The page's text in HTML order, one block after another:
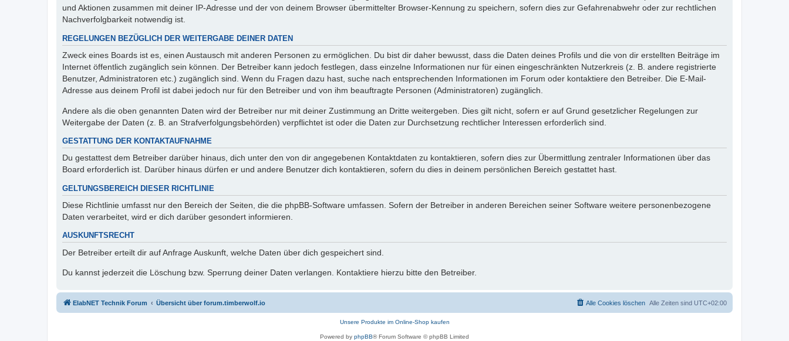
und Aktionen zusammen mit deiner IP-Adresse und der von deinem Browser übermittelter Browser-Kennung zu speichern, sofern dies zur Gefahrenabwehr oder zur rechtlichen
Nachverfolgbarkeit notwendig ist.
REGELUNGEN BEZÜGLICH DER WEITERGABE DEINER DATEN
Zweck eines Boards ist es, einen Austausch mit anderen Personen zu ermöglichen. Du bist dir daher bewusst, dass die Daten deines Profils und die von dir erstellten Beiträge im
Internet öffentlich zugänglich sein können. Der Betreiber kann jedoch festlegen, dass einzelne Informationen nur für einen eingeschränkten Nutzerkreis (z. B. andere registrierte
Benutzer, Administratoren etc.) zugänglich sind. Wenn du Fragen dazu hast, suche nach entsprechenden Informationen im Forum oder kontaktiere den Betreiber. Die E-Mail-
Adresse aus deinem Profil ist dabei jedoch nur für den Betreiber und von ihm beauftragte Personen (Administratoren) zugänglich.
Andere als die oben genannten Daten wird der Betreiber nur mit deiner Zustimmung an Dritte weitergeben. Dies gilt nicht, sofern er auf Grund gesetzlicher Regelungen zur
Weitergabe der Daten (z. B. an Strafverfolgungsbehörden) verpflichtet ist oder die Daten zur Durchsetzung rechtlicher Interessen erforderlich sind.
GESTATTUNG DER KONTAKTAUFNAHME
Du gestattest dem Betreiber darüber hinaus, dich unter den von dir angegebenen Kontaktdaten zu kontaktieren, sofern dies zur Übermittlung zentraler Informationen über das
Board erforderlich ist. Darüber hinaus dürfen er und andere Benutzer dich kontaktieren, sofern du dies in deinem persönlichen Bereich gestattet hast.
GELTUNGSBEREICH DIESER RICHTLINIE
Diese Richtlinie umfasst nur den Bereich der Seiten, die die phpBB-Software umfassen. Sofern der Betreiber in anderen Bereichen seiner Software weitere personenbezogene
Daten verarbeitet, wird er dich darüber gesondert informieren.
AUSKUNFTSRECHT
Der Betreiber erteilt dir auf Anfrage Auskunft, welche Daten über dich gespeichert sind.
Du kannst jederzeit die Löschung bzw. Sperrung deiner Daten verlangen. Kontaktiere hierzu bitte den Betreiber.
ElabNET Technik Forum Übersicht über forum.timberwolf.io Alle Zeiten sind UTC+02:00
Alle Cookies löschen
Unsere Produkte im Online-Shop kaufen
Powered by phpBB® Forum Software © phpBB Limited